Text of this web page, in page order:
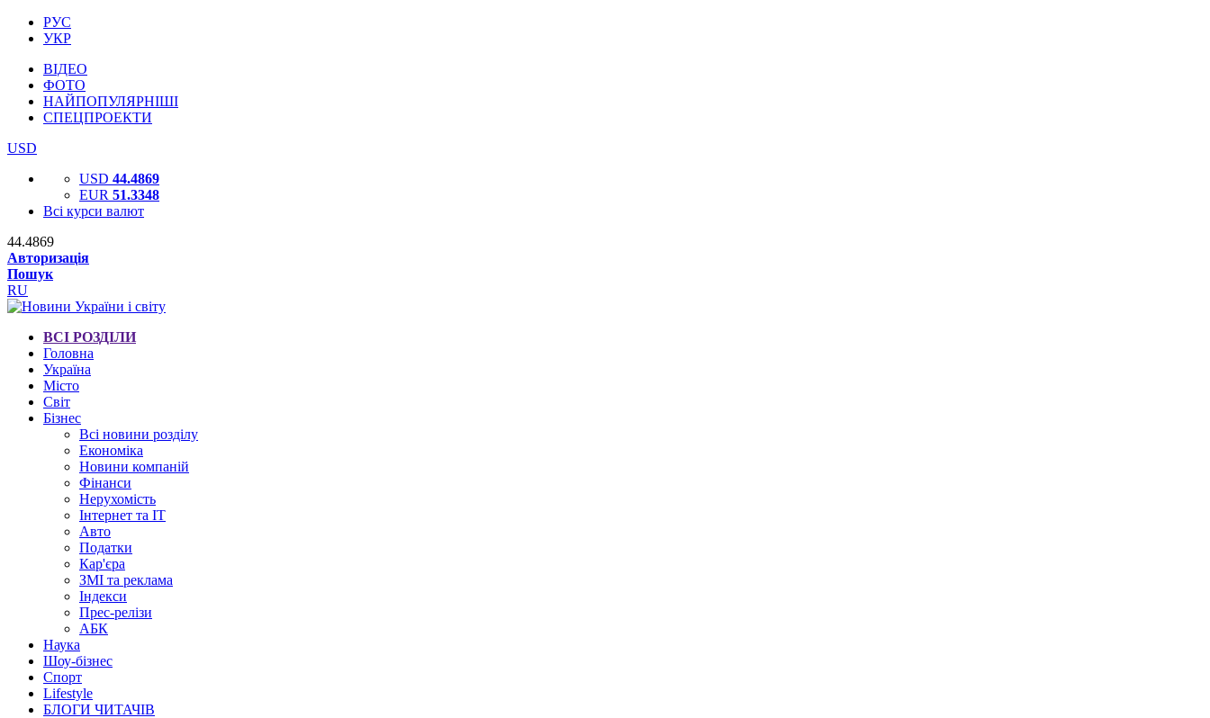
РУС
УКР
ВІДЕО
ФОТО
НАЙПОПУЛЯРНІШІ
СПЕЦПРОЕКТИ
USD
USD 44.4869
EUR 51.3348
Всі курси валют
44.4869
Авторизація
Пошук
RU
ВСІ РОЗДІЛИ
Головна
Україна
Місто
Світ
Бізнес
Всі новини розділу
Економіка
Новини компаній
Фінанси
Нерухомість
Інтернет та IT
Авто
Податки
Кар'єра
ЗМІ та реклама
Індекси
Прес-релізи
АБК
Наука
Шоу-бізнес
Спорт
Lifestyle
БЛОГИ ЧИТАЧІВ